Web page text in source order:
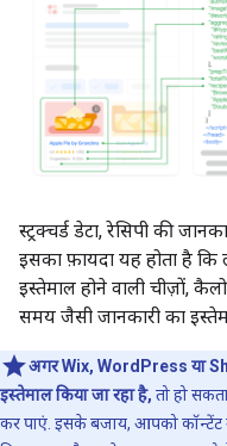
स्ट्रक्चर्ड डेटा, रेसिपी की
इसका फ़ायदा यह होता है
इस्तेमाल होने वाली चीज़ों,
समय जैसी जानकारी का
अगर Wix, WordPress या
इस्तेमाल किया जा रहा है, तो हो
कर पाएं. इसके बजाय, आपको कॉन्टेंट